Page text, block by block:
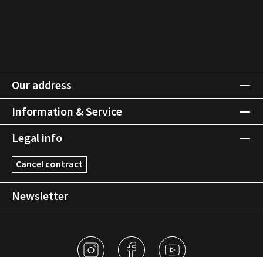
Our address
Information & Service
Legal info
Cancel contract
Newsletter